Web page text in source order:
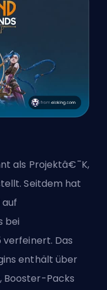
als Projektâ€¯K,
Seitdem hat
bei
verfeinert. Das
enthält über
Booster-Packs